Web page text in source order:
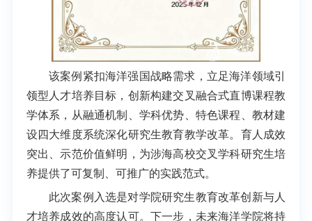
该案例紧扣海洋强国战略需求，立足海洋领域引
领型人才培养目标，创新构建交叉融合式直博课程教
学体系，从融通机制、学科优势、特色课程、教材建
设四大维度系统深化研究生教育教学改革。育人成效
突出、示范价值鲜明，为涉海高校交叉学科研究生培
养提供了可复制、可推广的实践范式。
此次案例入选是对学院研究生教育改革创新与人
才培养成效的高度认可。下一步，未来海洋学院将持